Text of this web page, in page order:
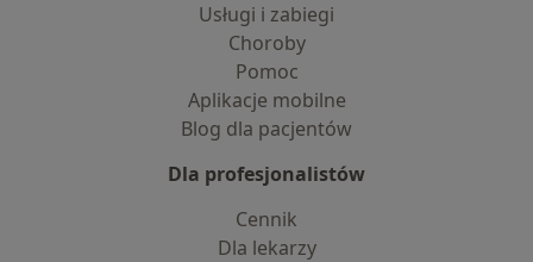
Usługi i zabiegi
Choroby
Pomoc
Aplikacje mobilne
Blog dla pacjentów
Dla profesjonalistów
Cennik
Dla lekarzy